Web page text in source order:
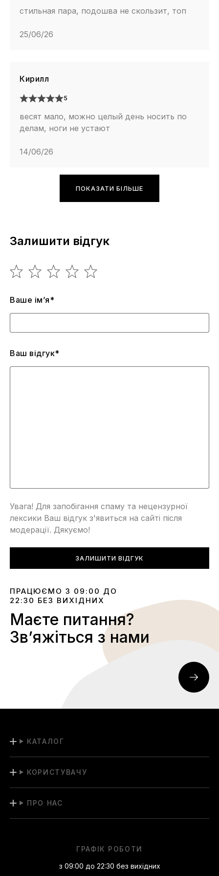
стильная пара, подошва не скользит, топ
25/06/26
Кирилл
5
весят мало, можно целый день носить по
делам, ноги не устают
14/06/26
ПОКАЗАТИ БІЛЬШЕ
Залишити відгук
Ваше ім’я*
Ваш відгук*
Увага! Для запобігання спаму та нецензурної
лексики Ваш відгук з'явиться на сайті після
модерації. Дякуємо!
ЗАЛИШИТИ ВІДГУК
ПРАЦЮЄМО З 09:00 ДО
22:30 БЕЗ ВИХІДНИХ
Маєте питання?
Звʼяжіться з нами
КАТАЛОГ
КОРИСТУВАЧУ
ПРО НАС
ГРАФІК РОБОТИ
з 09:00 до 22:30 без вихідних